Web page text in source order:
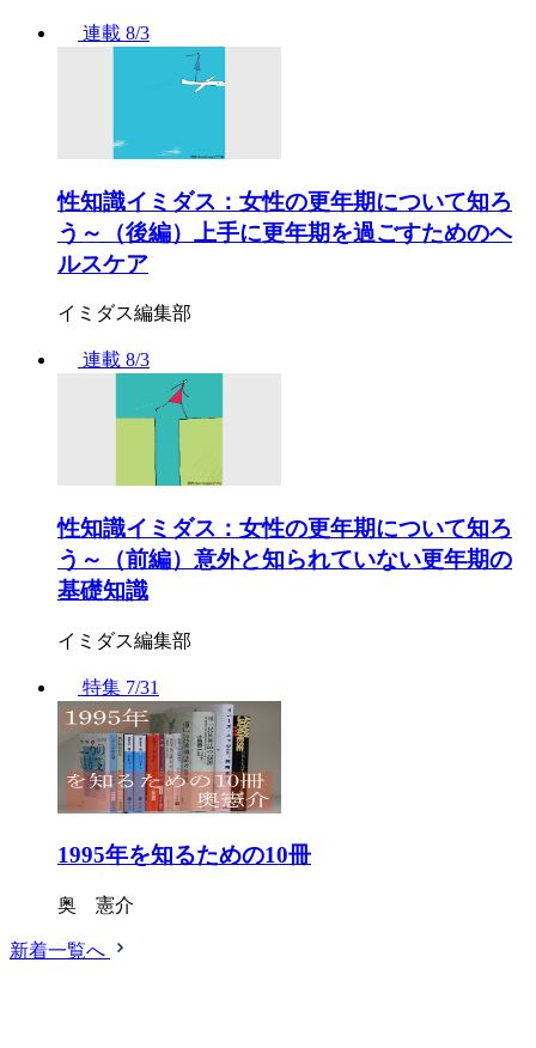
連載 8/3
性知識イミダス：女性の更年期について知ろ
う～（後編）上手に更年期を過ごすためのヘ
ルスケア
イミダス編集部
連載 8/3
性知識イミダス：女性の更年期について知ろ
う～（前編）意外と知られていない更年期の
基礎知識
イミダス編集部
特集 7/31
1995年を知るための10冊
奥 憲介
新着一覧へ